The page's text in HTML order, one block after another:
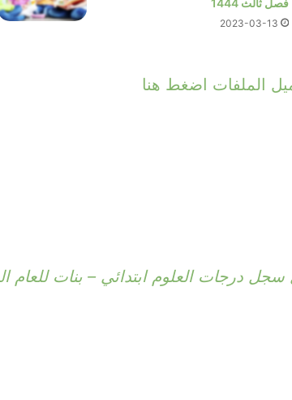
فصل ثالث 1444
2023-03-13
الملفات اضغط هنا
درجات العلوم ابتدائي – بنات للعام